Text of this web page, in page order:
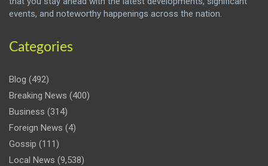
events, and noteworthy happenings across the nation.
Categories
Blog (492)
Breaking News (400)
Business (314)
Foreign News (4)
Gossip (111)
Local News (9,538)